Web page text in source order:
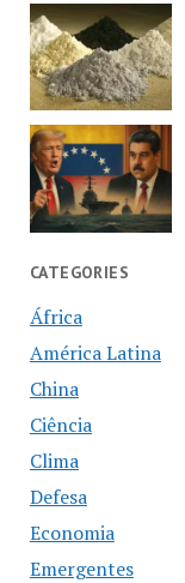
CATEGORIES
África
América Latina
China
Ciência
Clima
Defesa
Economia
Emergentes